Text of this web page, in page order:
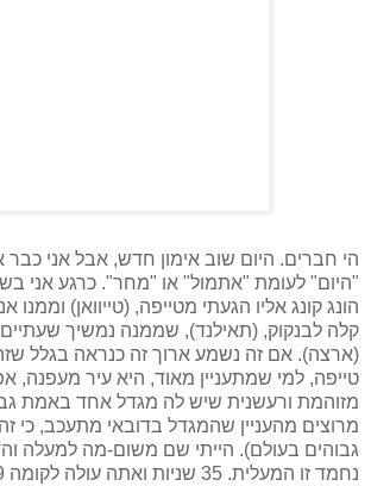
הי חברים. היום שוב אימון חדש, אבל אני
"היום" לעומת "אתמול" או "מחר". כרגע אני
הונג קונג אליו הגעתי מטייפה, (טייוואן)
קלה לבנקוק, (תאילנד), שממנה נמשיך
(ארצה). אם זה נשמע ארוך זה כנראה בגלל
טייפה, למי שמתעניין מאוד, היא עיר מעפנה,
מזוהמת ורעשנית שיש לה מגדל אחד באמת
מרוצים מהעניין שהמגדל בדובאי מתעכב, כי
גבוהים בעולם). הייתי שם משום-מה למעלה